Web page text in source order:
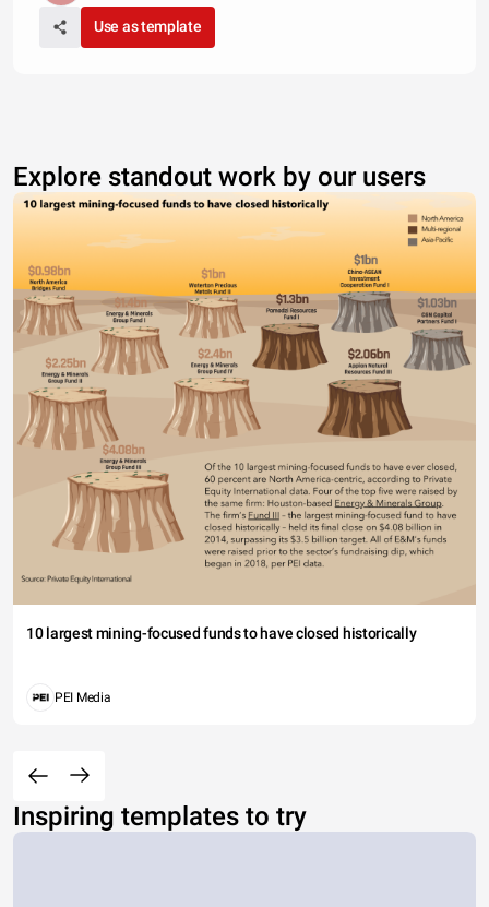
Use as template
Explore standout work by our users
10 largest mining-focused funds to have closed historically
PEI Media
Inspiring templates to try